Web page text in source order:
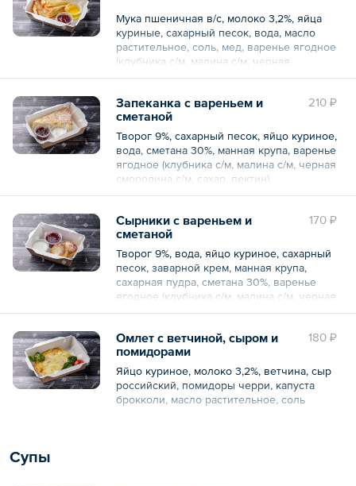
Мука пшеничная в/с, молоко 3,2%, яйца
куриные, сахарный песок, вода, масло
растительное, соль, мед, варенье ягодное
(клубника с/м, малина с/м, черная
смородина с/м, сахар, пектин)
Общий вес – 220 г 210 ₽
Запеканка с вареньем и
сметаной
Творог 9%, сахарный песок, яйцо куриное,
вода, сметана 30%, манная крупа, варенье
ягодное (клубника с/м, малина с/м, черная
смородина с/м, сахар, пектин)
170 ₽
Сырники с вареньем и
сметаной
Творог 9%, вода, яйцо куриное, сахарный
песок, заварной крем, манная крупа,
сахарная пудра, сметана 30%, варенье
ягодное (клубника с/м, малина с/м, черная
смородина с/м, сахар, пектин)
Общий вес – 180 г 180 ₽
Омлет с ветчиной, сыром и
помидорами
Яйцо куриное, молоко 3,2%, ветчина, сыр
российский, помидоры черри, капуста
брокколи, масло растительное, соль
Супы